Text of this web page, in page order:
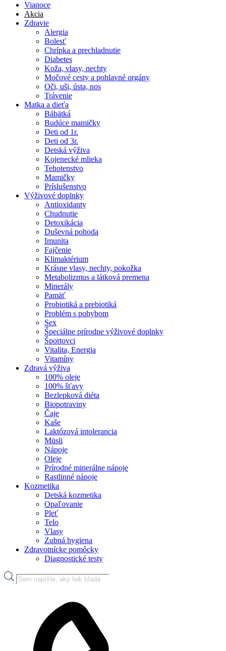
Vianoce
Akcia
Zdravie
Alergia
Bolesť
Chrípka a prechladnutie
Diabetes
Koža, vlasy, nechty
Močové cesty a pohlavné orgány
Oči, uši, ústa, nos
Trávenie
Matka a dieťa
Bábätká
Budúce mamičky
Deti od 1r.
Deti od 3r.
Detská výživa
Kojenecké mlieka
Tehotenstvo
Mamičky
Príslušenstvo
Výživové doplnky
Antioxidanty
Chudnutie
Detoxikácia
Duševná pohoda
Imunita
Fajčenie
Klimaktérium
Krásne vlasy, nechty, pokožka
Metabolizmus a látková premena
Minerály
Pamäť
Probiotiká a prebiotiká
Problém s pohybom
Sex
Špeciálne prírodne výživové doplnky
Športovci
Vitalita, Energia
Vitamíny
Zdravá výživa
100% oleje
100% šťavy
Bezlepková diéta
Biopotraviny
Čaje
Kaše
Laktózová intolerancia
Müsli
Nápoje
Oleje
Prírodné minerálne nápoje
Rastlinné nápoje
Kozmetika
Detská kozmetika
Opaľovanie
Pleť
Telo
Vlasy
Zubná hygiena
Zdravotnícke pomôcky
Diagnostické testy
Products
search